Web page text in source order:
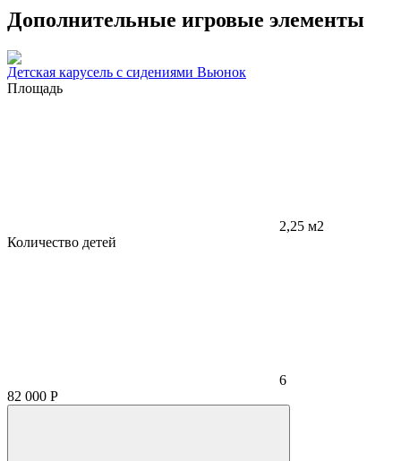
Дополнительные игровые элементы
Детская карусель с сидениями Вьюнок
Площадь
2,25 м2
Количество детей
6
82 000 Р